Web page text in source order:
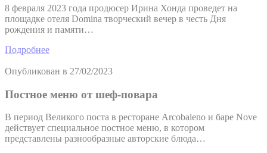
8 февраля 2023 года продюсер Ирина Хонда проведет на
площадке отеля Domina творческий вечер в честь Дня
рождения и памяти…
Подробнее
Опубликован в 27/02/2023
Постное меню от шеф-повара
В период Великого поста в ресторане Arcobaleno и баре Nove
действует специальное постное меню, в котором
представлены разнообразные авторские блюда…